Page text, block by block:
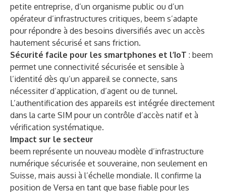
petite entreprise, d’un organisme public ou d’un
opérateur d’infrastructures critiques, beem s’adapte
pour répondre à des besoins diversifiés avec un accès
hautement sécurisé et sans friction.
Sécurité facile pour les smartphones et l’IoT : beem
permet une connectivité sécurisée et sensible à
l’identité dès qu’un appareil se connecte, sans
nécessiter d’application, d’agent ou de tunnel.
L’authentification des appareils est intégrée directement
dans la carte SIM pour un contrôle d’accès natif et à
vérification systématique.
Impact sur le secteur
beem représente un nouveau modèle d’infrastructure
numérique sécurisée et souveraine, non seulement en
Suisse, mais aussi à l’échelle mondiale. Il confirme la
position de Versa en tant que base fiable pour les